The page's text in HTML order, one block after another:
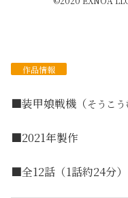
作品情報
■装甲娘戦機（そうこ
■2021年製作
■全12話（1話約24分）